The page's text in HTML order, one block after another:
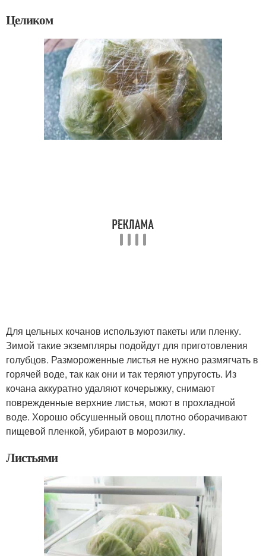
Целиком
Для цельных кочанов используют пакеты или пленку.
Зимой такие экземпляры подойдут для приготовления
голубцов. Размороженные листья не нужно размягчать в
горячей воде, так как они и так теряют упругость. Из
кочана аккуратно удаляют кочерыжку, снимают
поврежденные верхние листья, моют в прохладной
воде. Хорошо обсушенный овощ плотно оборачивают
пищевой пленкой, убирают в морозилку.
Листьями